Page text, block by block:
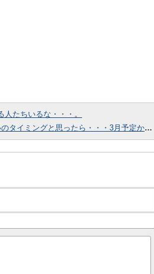
たちいるな・・・。
イミングと思ったら・・・3月予定かよ！！